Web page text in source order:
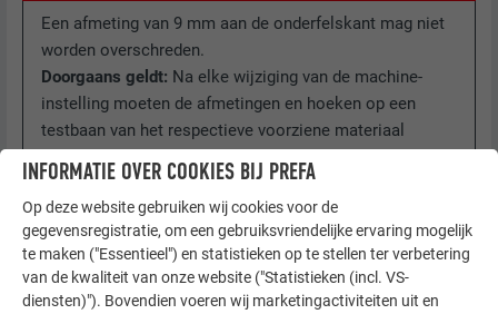
Een afmeting van 9 mm aan de onderfelskant mag niet
worden overschreden.
Doorgaans geldt: Na elke wijziging van de machine-
instelling moeten de afmetingen en hoeken op een
testbaan van het respectieve voorziene materiaal
serieproductie wordt begonnen.
INFORMATIE OVER COOKIES BIJ PREFA
Op deze website gebruiken wij cookies voor de
gegevensregistratie, om een gebruiksvriendelijke ervaring mogelijk
te maken ("Essentieel") en statistieken op te stellen ter verbetering
van de kwaliteit van onze website ("Statistieken (incl. VS-
diensten)"). Bovendien voeren wij marketingactiviteiten uit en